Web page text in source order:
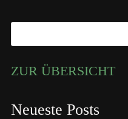
ZUR ÜBERSICHT
Neueste Posts